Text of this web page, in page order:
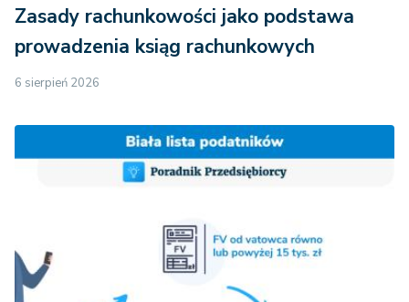
Zasady rachunkowości jako podstawa
prowadzenia ksiąg rachunkowych
6 sierpień 2026